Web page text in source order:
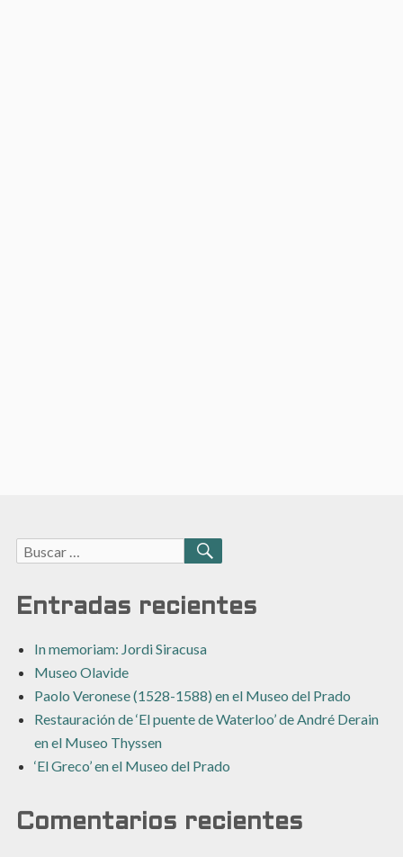
Buscar:
BUSCAR
Entradas recientes
In memoriam: Jordi Siracusa
Museo Olavide
Paolo Veronese (1528-1588) en el Museo del Prado
Restauración de ‘El puente de Waterloo’ de André Derain
en el Museo Thyssen
‘El Greco’ en el Museo del Prado
Comentarios recientes